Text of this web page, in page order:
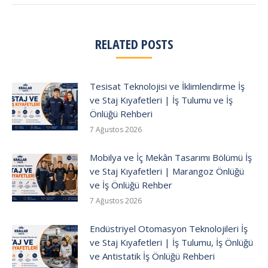
RELATED POSTS
Tesisat Teknolojisi ve İklimlendirme İş
ve Staj Kıyafetleri | İş Tulumu ve İş
Önlüğü Rehberi
7 Ağustos 2026
Mobilya ve İç Mekân Tasarımı Bölümü İş
ve Staj Kıyafetleri | Marangoz Önlüğü
ve İş Önlüğü Rehber
7 Ağustos 2026
Endüstriyel Otomasyon Teknolojileri İş
ve Staj Kıyafetleri | İş Tulumu, İş Önlüğü
ve Antistatik İş Önlüğü Rehberi